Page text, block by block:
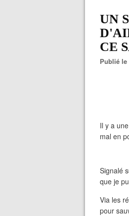
UN
CE
Publié
Il y a
mal en
Signalé
que je
Via les
pour